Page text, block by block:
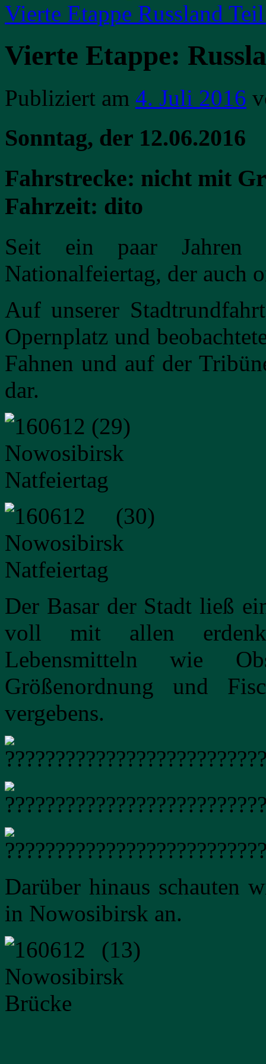
Vierte Etappe Russland
Vierte Etappe:
Publiziert am 4. Juli 2016
Sonntag, der 12.06.2016
Fahrstrecke: nicht mit
Fahrzeit: dito
Seit ein paar Jahren
Nationalfeiertag, der auch
Auf unserer
Opernplatz und
Fahnen und auf der
dar.
Der Basar der Stadt ließ
voll mit allen
Lebensmitteln wie
Größenordnung und
vergebens.
Darüber hinaus schauten
in Nowosibirsk an.